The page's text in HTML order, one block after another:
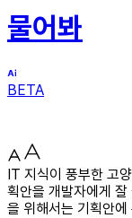
물어봐
BETA
IT 지식이 풍부한 고
획안을 개발자에게
을 위해서는 기획안